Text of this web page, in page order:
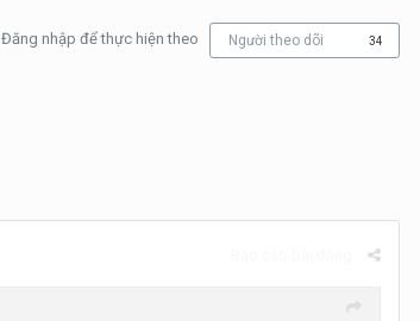
Đăng nhập để thực hiện theo Người theo dõi 34